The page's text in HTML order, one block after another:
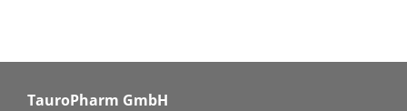
TauroPharm GmbH